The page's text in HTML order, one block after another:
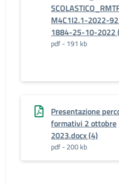
M4C1I2.1-2022-
1884-25-10-2022
pdf - 191 kb
Presentazione
formativi 2 ottobre
2023.docx (4)
pdf - 200 kb